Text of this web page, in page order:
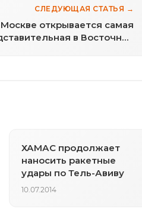
СЛЕДУЮЩАЯ СТАТЬЯ →
открывается самая
в Восточной
ХАМАС продолжает
наносить ракетные
удары по Тель-Авиву
10.07.2014